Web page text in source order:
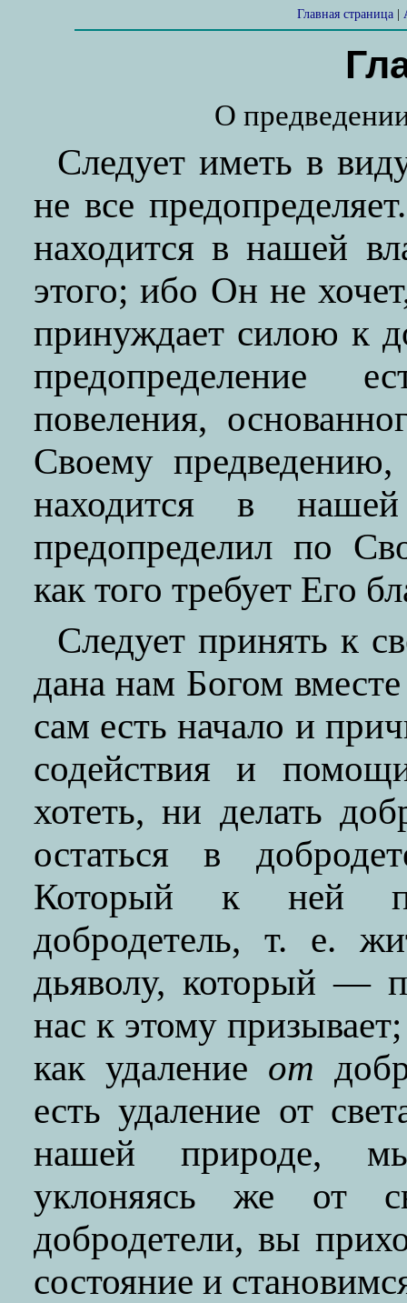
Главная страница|
О
Следует иметь в
не все
находится в нашей
этого; ибо Он не
принуждает силою к
предопределение
повеления,
Своему
находится в
предопределил по
как того требует Его
Следует принять к
дана нам Богом
сам есть начало и
содействия и
хотеть, ни делать
остаться в
Который к ней
добродетель, т. е.
дьяволу, который —
нас к этому
как удаление от
есть удаление от
нашей природе,
уклоняясь же от
добродетели, вы
состояние и